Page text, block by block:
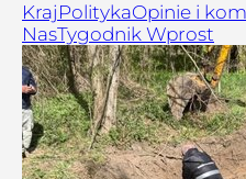
Kraj PolitykaOpinie i
NasTygodnik Wprost